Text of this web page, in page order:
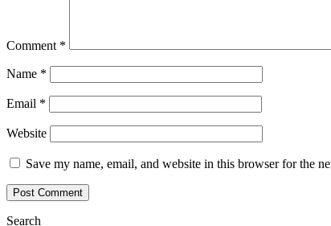
Comment *
Name *
Email *
Website
Save my name, email, and website in this browser for the
Search